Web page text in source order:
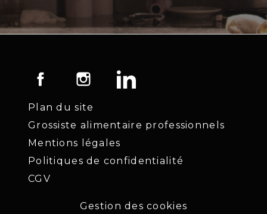
Facebook Instagram
Plan du site
Grossiste alimentaire professionnels
Mentions légales
Politiques de confidentialité
CGV
Gestion des cookies